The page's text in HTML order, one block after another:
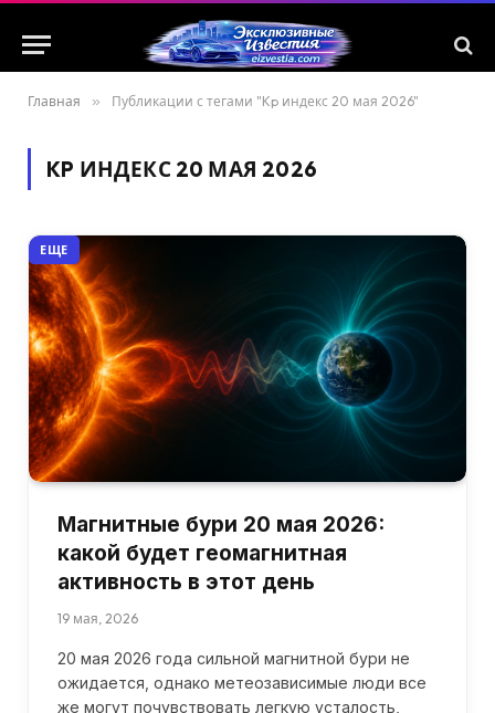
Главная » Публикации с тегами "Kp индекс 20 мая 2026"
KP ИНДЕКС 20 МАЯ 2026
ЕЩЕ
Магнитные бури 20 мая 2026:
какой будет геомагнитная
активность в этот день
19 мая, 2026
20 мая 2026 года сильной магнитной бури не
ожидается, однако метеозависимые люди все
же могут почувствовать легкую усталость,